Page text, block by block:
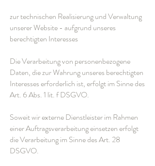
zur technischen Realisierung und Verwaltung
unserer Website - aufgrund unseres
berechtigten Interesses
Die Verarbeitung von personenbezogene
Daten, die zur Wahrung unseres berechtigten
Interesses erforderlich ist, erfolgt im Sinne des
Art. 6 Abs. 1 lit. f DSGVO.
Soweit wir externe Dienstleister im Rahmen
einer Auftragsverarbeitung einsetzen erfolgt
die Verarbeitung im Sinne des Art. 28
DSGVO.